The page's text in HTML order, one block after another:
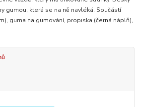
gumou, která se na ně navléká. Součástí
guma na gumování, propiska (černá náplň),